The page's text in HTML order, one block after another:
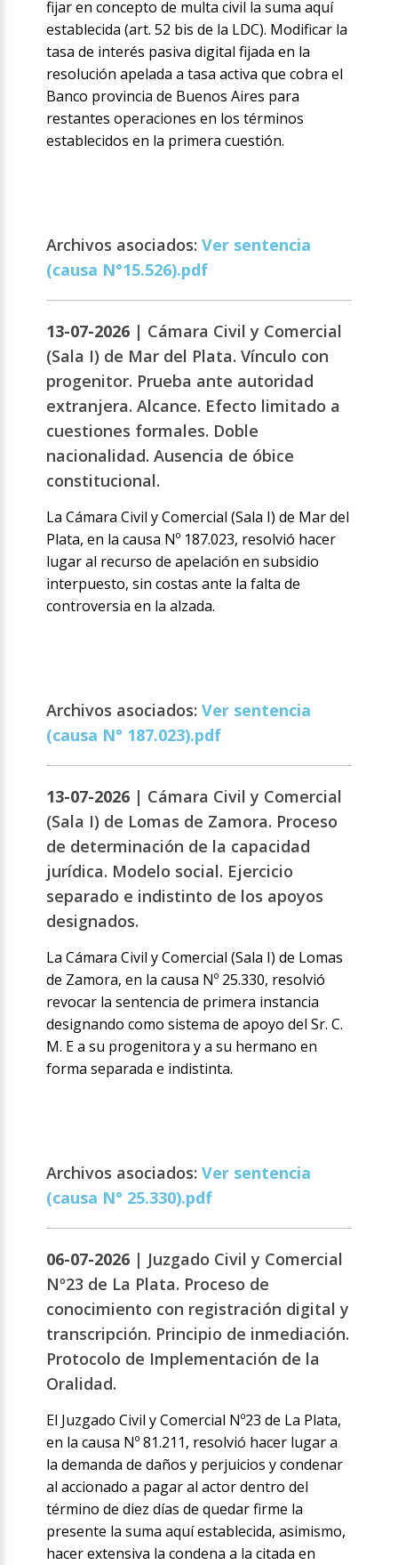
fijar en concepto de multa civil la suma aquí
establecida (art. 52 bis de la LDC). Modificar la
tasa de interés pasiva digital fijada en la
resolución apelada a tasa activa que cobra el
Banco provincia de Buenos Aires para
restantes operaciones en los términos
establecidos en la primera cuestión.
Archivos asociados:Ver sentencia
(causa N°15.526).pdf
13-07-2026 | Cámara Civil y Comercial
(Sala I) de Mar del Plata. Vínculo con
progenitor. Prueba ante autoridad
extranjera. Alcance. Efecto limitado a
cuestiones formales. Doble
nacionalidad. Ausencia de óbice
constitucional.
La Cámara Civil y Comercial (Sala I) de Mar del
Plata, en la causa Nº 187.023, resolvió hacer
lugar al recurso de apelación en subsidio
interpuesto, sin costas ante la falta de
controversia en la alzada.
Archivos asociados:Ver sentencia
(causa N° 187.023).pdf
13-07-2026 | Cámara Civil y Comercial
(Sala I) de Lomas de Zamora. Proceso
de determinación de la capacidad
jurídica. Modelo social. Ejercicio
separado e indistinto de los apoyos
designados.
La Cámara Civil y Comercial (Sala I) de Lomas
de Zamora, en la causa Nº 25.330, resolvió
revocar la sentencia de primera instancia
designando como sistema de apoyo del Sr. C.
M. E a su progenitora y a su hermano en
forma separada e indistinta.
Archivos asociados:Ver sentencia
(causa N° 25.330).pdf
06-07-2026 | Juzgado Civil y Comercial
Nº23 de La Plata. Proceso de
conocimiento con registración digital y
transcripción. Principio de inmediación.
Protocolo de Implementación de la
Oralidad.
El Juzgado Civil y Comercial Nº23 de La Plata,
en la causa Nº 81.211, resolvió hacer lugar a
la demanda de daños y perjuicios y condenar
al accionado a pagar al actor dentro del
término de diez días de quedar firme la
presente la suma aquí establecida, asimismo,
hacer extensiva la condena a la citada en